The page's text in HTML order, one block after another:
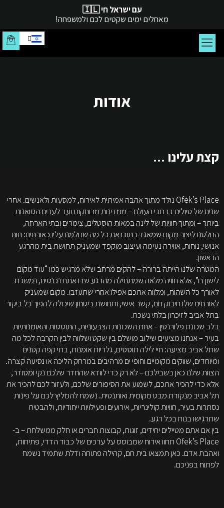
עם ישראל חי 🇮🇱
מאחלים ימים שקטים לכם ולמשפחה!
אודות
קצת עלינו ...
Ofek’s Place נולד מתוך אהבה אמיתית לאירוח, למסעות ולאנשים. אחרי
שנים של טיולים ברחבי העולם – ממדינות מרוחקות ועד לערים הסואנות
ביותר – ומתוך חוויות של לינה במאות הוסטלים, צימרים ובתי הארחה,
החלטנו ליצור מקום שמאגד בתוכו את כל מה שחלמנו עליו כאורחים: חום
אנושי, נוחות, אווירה נעימה ועיצוב מוקפד שמעניק תחושת בית מהרגע
הראשון.
המטרה שלנו הייתה ברורה – להקים מרחב שלא מרגיש כמו “עוד מקום
לישון בו”, אלא חוויה מלאה שמתחילה מהרגע שבו אתם נכנסים, נמשכת
לאורך כל השהות, ומלווה אתכם אפילו אחרי שתעזבו. מקום שמעניק
לאורחים שלו חיבוק חם, קשר אישי, ותחושת ביטחון שיכולה להפוך כל ביקור
בתל אביב לזיכרון בלתי נשכח.
בלב שכונת פלורנטין – אחת השכונות הצבעוניות, התוססות והאומנותיות
בעיר – אנחנו מציעים שילוב מושלם בין שקט ושלווה לבין הקרבה לכל מה
שתל אביב מציעה: חיי לילה תוססים, גלריות אומנות, בתי קפה קטנים
ומיוחדים, שווקים מקומיים וחופי ים מרהיבים במרחק הליכה או נסיעה קצרה.
הצוות שלנו כאן בשבילכם – לא רק כדי לוודא שהחדר שלכם נקי ומסודר,
אלא כדי להכיר אתכם, לשמוע את הסיפורים שלכם, ולעזור לכם להכיר את
תל אביב מנקודת מבט מקומית ואותנטית. נשמח להמליץ לכם על פינות
נסתרות בעיר, חוויות קולינריות, אירועים ופעילויות ייחודיות, ולהבטיח
שתרגישו בנוח בכל רגע.
בין אם אתם מטיילים יחידים, זוגות, קבוצות חברים או חלק ממשלחת – ב-
Ofek’s Place תחוו אירוח שמבוסס על ערכים של כבוד הדדי, פתיחות,
ואהבת אדם. כאן תמצאו בית חם, קהילה פתוחה ודלת שתמיד נשמח
לפתוח בפניכם.